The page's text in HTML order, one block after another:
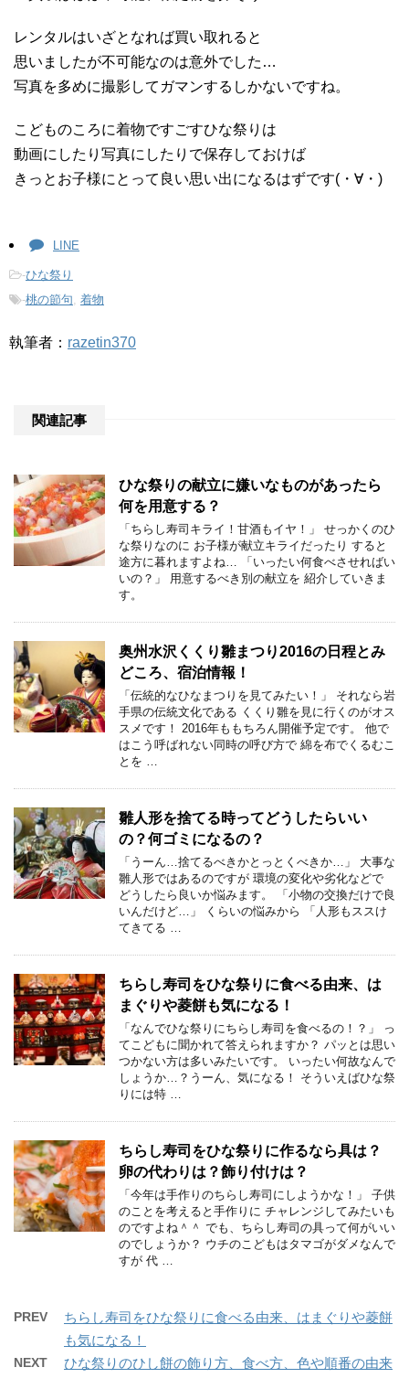
レンタルはいざとなれば買い取れると
思いましたが不可能なのは意外でした…
写真を多めに撮影してガマンするしかないですね。
こどものころに着物ですごすひな祭りは
動画にしたり写真にしたりで保存しておけば
きっとお子様にとって良い思い出になるはずです(・∀・)
LINE
-ひな祭り
-桃の節句, 着物
執筆者： razetin370
関連記事
ひな祭りの献立に嫌いなものがあったら
何を用意する？
「ちらし寿司キライ！甘酒もイヤ！」 せっかくのひ
な祭りなのに お子様が献立キライだったり すると
途方に暮れますよね… 「いったい何食べさせればい
いの？」 用意するべき別の献立を 紹介していきま
す。
奥州水沢くくり雛まつり2016の日程とみ
どころ、宿泊情報！
「伝統的なひなまつりを見てみたい！」 それなら岩
手県の伝統文化である くくり雛を見に行くのがオス
スメです！ 2016年ももちろん開催予定です。 他で
はこう呼ばれない同時の呼び方で 綿を布でくるむこ
とを …
雛人形を捨てる時ってどうしたらいい
の？何ゴミになるの？
「うーん…捨てるべきかとっとくべきか…」 大事な
雛人形ではあるのですが 環境の変化や劣化などで
どうしたら良いか悩みます。 「小物の交換だけで良
いんだけど…」 くらいの悩みから 「人形もススけ
てきてる …
ちらし寿司をひな祭りに食べる由来、は
まぐりや菱餅も気になる！
「なんでひな祭りにちらし寿司を食べるの！？」 っ
てこどもに聞かれて答えられますか？ パッとは思い
つかない方は多いみたいです。 いったい何故なんで
しょうか…？うーん、気になる！ そういえばひな祭
りには特 …
ちらし寿司をひな祭りに作るなら具は？
卵の代わりは？飾り付けは？
「今年は手作りのちらし寿司にしようかな！」 子供
のことを考えると手作りに チャレンジしてみたいも
のですよね＾＾ でも、ちらし寿司の具って何がいい
のでしょうか？ ウチのこどもはタマゴがダメなんで
すが 代 …
PREV
ちらし寿司をひな祭りに食べる由来、はまぐりや菱餅
も気になる！
NEXT
ひな祭りのひし餅の飾り方、食べ方、色や順番の由来